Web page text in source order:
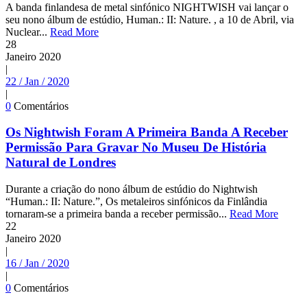
A banda finlandesa de metal sinfónico NIGHTWISH vai lançar o
seu nono álbum de estúdio, Human.: II: Nature. , a 10 de Abril, via
Nuclear... Read More
28
Janeiro 2020
|
22 / Jan / 2020
|
0 Comentários
Os Nightwish Foram A Primeira Banda A Receber
Permissão Para Gravar No Museu De História
Natural de Londres
Durante a criação do nono álbum de estúdio do Nightwish
“Human.: II: Nature.”, Os metaleiros sinfónicos da Finlândia
tornaram-se a primeira banda a receber permissão... Read More
22
Janeiro 2020
|
16 / Jan / 2020
|
0 Comentários